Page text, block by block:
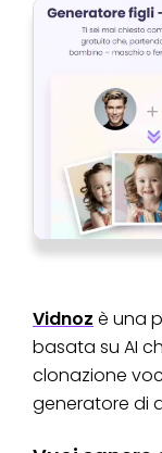
Vidnoz è una
basata su AI
clonazione
generatore di